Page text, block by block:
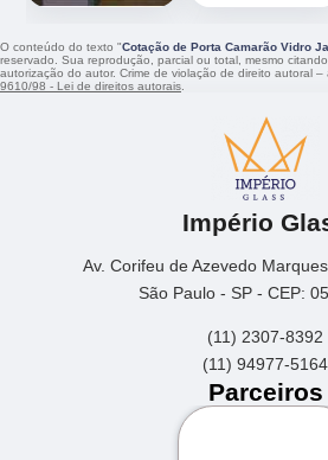
O conteúdo do texto "Cotação de Porta Camarão Vidro
reservado. Sua reprodução, parcial ou total, mesmo
autorização do autor. Crime de violação de direito autoral
9610/98 - Lei de direitos autorais
Império
Av. Corifeu de Azevedo
São Paulo - SP - CEP:
(11) 2307-8392
(11) 94977-5164
Parceiros